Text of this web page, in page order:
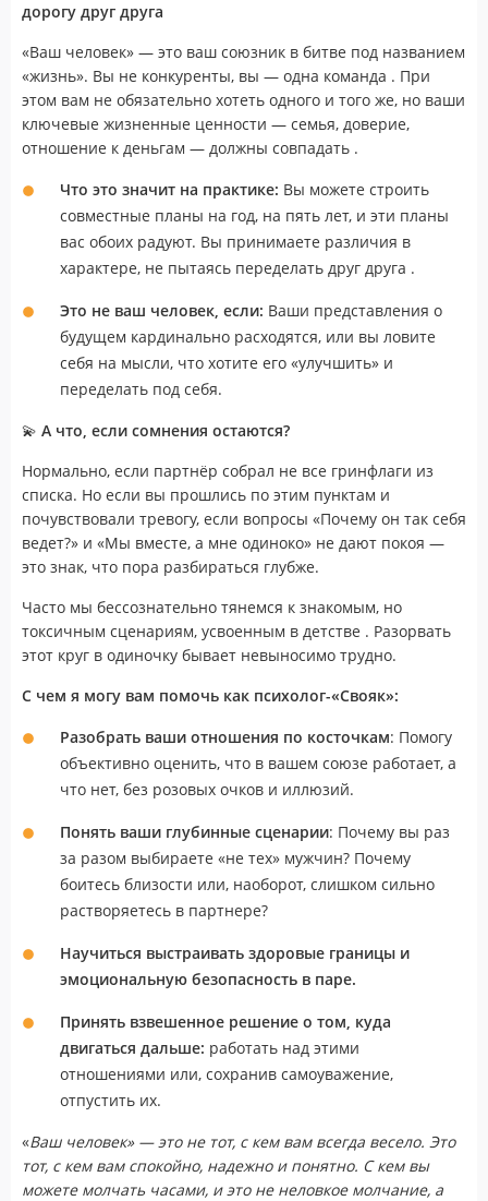
дорогу друг друга
«Ваш человек» — это ваш союзник в битве под названием
«жизнь». Вы не конкуренты, вы — одна команда . При
этом вам не обязательно хотеть одного и того же, но ваши
ключевые жизненные ценности — семья, доверие,
отношение к деньгам — должны совпадать .
Что это значит на практике: Вы можете строить
совместные планы на год, на пять лет, и эти планы
вас обоих радуют. Вы принимаете различия в
характере, не пытаясь переделать друг друга .
Это не ваш человек, если: Ваши представления о
будущем кардинально расходятся, или вы ловите
себя на мысли, что хотите его «улучшить» и
переделать под себя.
💫 А что, если сомнения остаются?
Нормально, если партнёр собрал не все гринфлаги из
списка. Но если вы прошлись по этим пунктам и
почувствовали тревогу, если вопросы «Почему он так себя
ведет?» и «Мы вместе, а мне одиноко» не дают покоя —
это знак, что пора разбираться глубже.
Часто мы бессознательно тянемся к знакомым, но
токсичным сценариям, усвоенным в детстве . Разорвать
этот круг в одиночку бывает невыносимо трудно.
С чем я могу вам помочь как психолог-«Свояк»:
Разобрать ваши отношения по косточкам: Помогу
объективно оценить, что в вашем союзе работает, а
что нет, без розовых очков и иллюзий.
Понять ваши глубинные сценарии: Почему вы раз
за разом выбираете «не тех» мужчин? Почему
боитесь близости или, наоборот, слишком сильно
растворяетесь в партнере?
Научиться выстраивать здоровые границы и
эмоциональную безопасность в паре.
Принять взвешенное решение о том, куда
двигаться дальше: работать над этими
отношениями или, сохранив самоуважение,
отпустить их.
«Ваш человек» — это не тот, с кем вам всегда весело. Это
тот, с кем вам спокойно, надежно и понятно. С кем вы
можете молчать часами, и это не неловкое молчание, а